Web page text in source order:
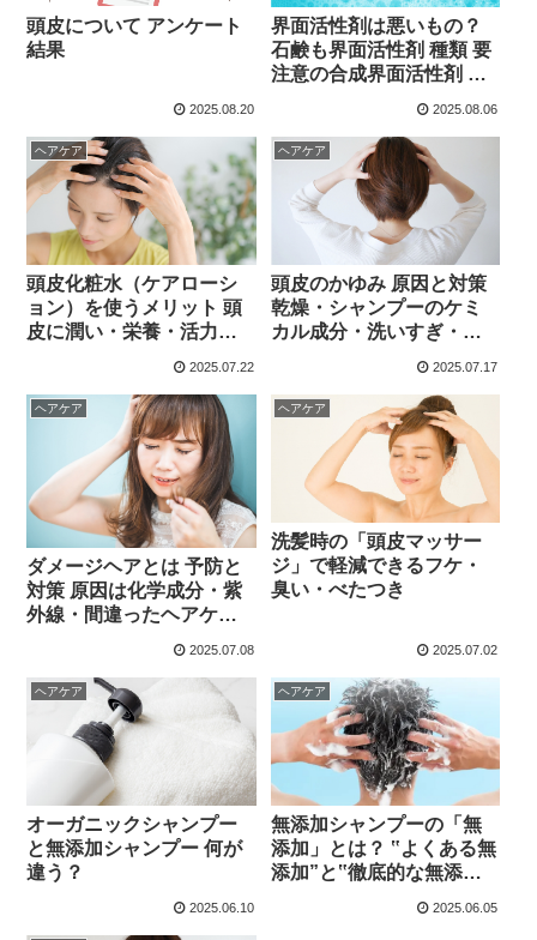
頭皮について アンケート
結果
2025.08.20
界面活性剤は悪いもの？
石鹸も界面活性剤 種類 要
注意の合成界面活性剤 と
2025.08.06
ヘアケア
頭皮化粧水（ケアローシ
ョン）を使うメリット 頭
皮に潤い・栄養・活力！
2025.07.22
ヘアケア
頭皮のかゆみ 原因と対策
乾燥・シャンプーのケミ
カル成分・洗いすぎ・コ
2025.07.17
ヘアケア
ダメージヘアとは 予防と
対策 原因は化学成分・紫
外線・間違ったヘアケア
2025.07.08
ヘアケア
洗髪時の「頭皮マッサー
ジ」で軽減できるフケ・
臭い・べたつき
2025.07.02
ヘアケア
オーガニックシャンプー
と無添加シャンプー 何が
違う？
2025.06.10
ヘアケア
無添加シャンプーの「無
添加」とは？ ‟よくある無
添加”と‟徹底的な無添
2025.06.05